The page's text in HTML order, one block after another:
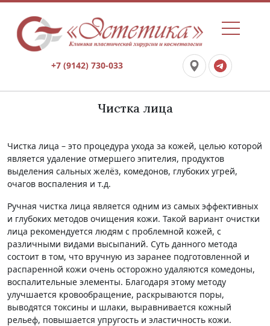
+7 (9142) 730-033
Чистка лица
Чистка лица – это процедура ухода за кожей, целью которой
является удаление отмершего эпителия, продуктов
выделения сальных желёз, комедонов, глубоких угрей,
очагов воспаления и т.д.
Ручная чистка лица является одним из самых эффективных
и глубоких методов очищения кожи. Такой вариант очистки
лица рекомендуется людям с проблемной кожей, с
различными видами высыпаний. Суть данного метода
состоит в том, что вручную из заранее подготовленной и
распаренной кожи очень осторожно удаляются комедоны,
воспалительные элементы. Благодаря этому методу
улучшается кровообращение, раскрываются поры,
выводятся токсины и шлаки, выравнивается кожный
рельеф, повышается упругость и эластичность кожи.